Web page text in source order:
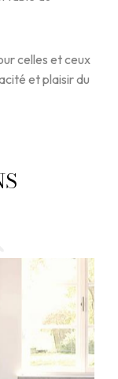
celles et ceux
et plaisir du